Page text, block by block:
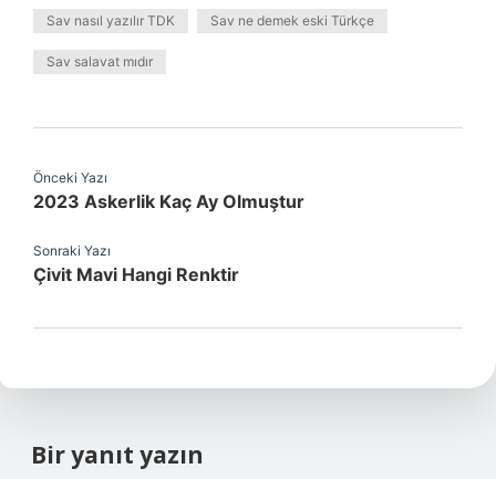
Sav nasıl yazılır TDK Sav ne demek eski Türkçe
Sav salavat mıdır
Önceki Yazı
2023 Askerlik Kaç Ay Olmuştur
Sonraki Yazı
Çivit Mavi Hangi Renktir
Bir yanıt yazın